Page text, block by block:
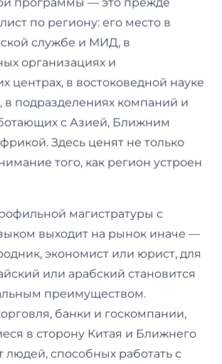
по региону: его место в
службе и МИД, в
организациях и
центрах, в востоковедной науке
в подразделениях компаний и
с Азией, Ближним
Здесь ценят не только
того, как регион устроен
магистратуры с
выходит на рынок иначе —
экономист или юрист, для
или арабский становится
преимуществом.
банки и госкомпании,
в сторону Китая и Ближнего
людей, способных работать с